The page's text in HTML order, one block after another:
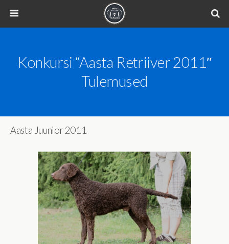
Konkursi “Aasta Retriiver 2011″
Tulemused
Aasta Juunior 2011